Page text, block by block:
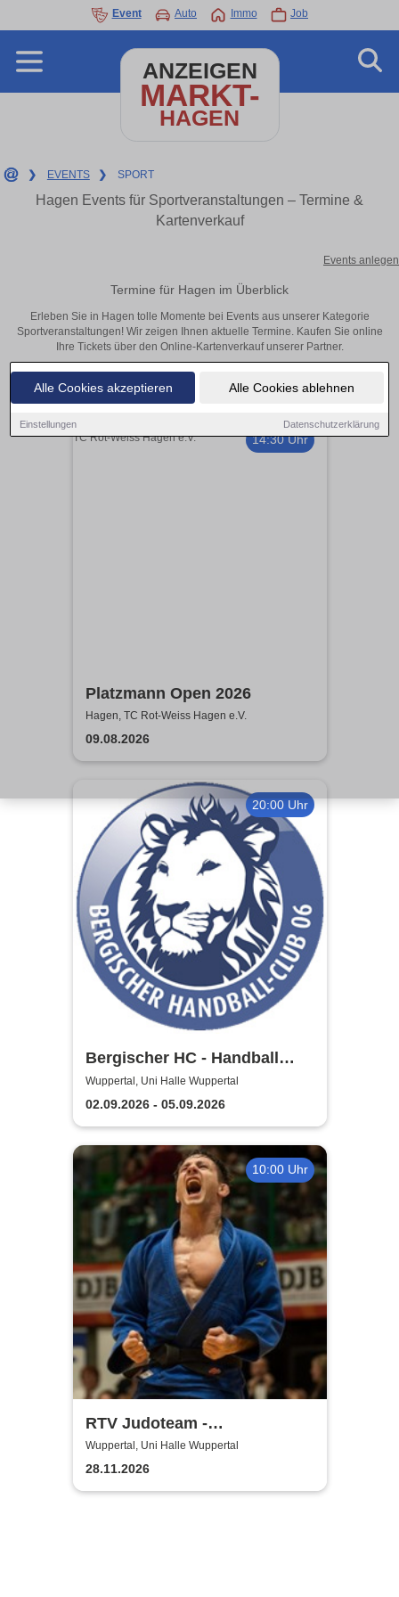
Alle Cookies akzeptieren Alle Cookies ablehnen
Einstellungen Datenschutzerklärung
Event Auto Immo Job
ANZEIGEN
MARKT-
HAGEN
❯ EVENTS ❯ SPORT
Hagen Events für Sportveranstaltungen – Termine &
Kartenverkauf
Events anlegen
Termine für Hagen im Überblick
Erleben Sie in Hagen tolle Momente bei Events aus unserer Kategorie
Sportveranstaltungen! Wir zeigen Ihnen aktuelle Termine. Kaufen Sie online
Ihre Tickets über den Online-Kartenverkauf unserer Partner.
14:30 Uhr
Platzmann Open 2026
Hagen, TC Rot-Weiss Hagen e.V.
09.08.2026
20:00 Uhr
Bergischer HC - Handball
Bundesliga Saison 2026/27
Wuppertal, Uni Halle Wuppertal
02.09.2026 - 05.09.2026
10:00 Uhr
RTV Judoteam -
Bundesligafinale der Frauen
& Männer
Wuppertal, Uni Halle Wuppertal
28.11.2026